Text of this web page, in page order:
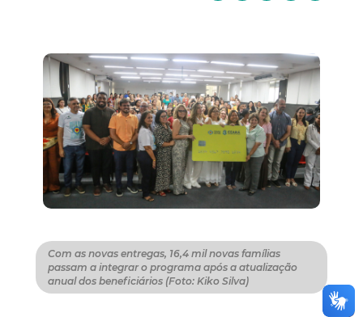
Com as novas entregas, 16,4 mil novas famílias
passam a integrar o programa após a atualização
anual dos beneficiários (Foto: Kiko Silva)